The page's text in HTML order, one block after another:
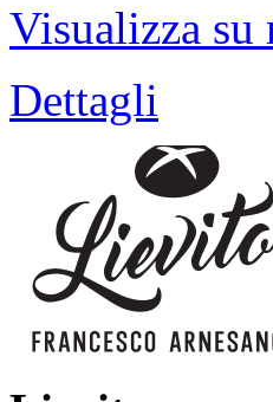
Visualizza su
Dettagli